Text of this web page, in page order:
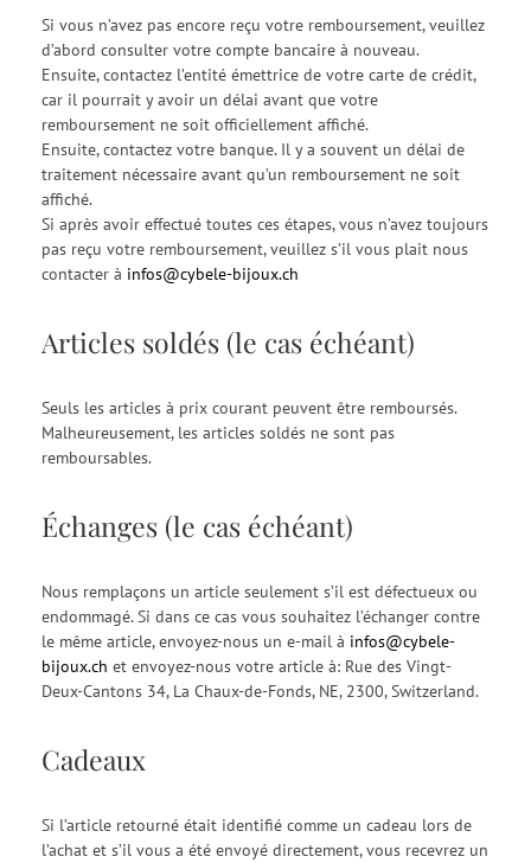
Si vous n’avez pas encore reçu votre remboursement, veuillez
d’abord consulter votre compte bancaire à nouveau.
Ensuite, contactez l’entité émettrice de votre carte de crédit,
car il pourrait y avoir un délai avant que votre
remboursement ne soit officiellement affiché.
Ensuite, contactez votre banque. Il y a souvent un délai de
traitement nécessaire avant qu’un remboursement ne soit
affiché.
Si après avoir effectué toutes ces étapes, vous n’avez toujours
pas reçu votre remboursement, veuillez s’il vous plait nous
contacter à infos@cybele-bijoux.ch
Articles soldés (le cas échéant)
Seuls les articles à prix courant peuvent être remboursés.
Malheureusement, les articles soldés ne sont pas
remboursables.
Échanges (le cas échéant)
Nous remplaçons un article seulement s’il est défectueux ou
endommagé. Si dans ce cas vous souhaitez l’échanger contre
le même article, envoyez-nous un e-mail à infos@cybele-
bijoux.ch et envoyez-nous votre article à: Rue des Vingt-
Deux-Cantons 34, La Chaux-de-Fonds, NE, 2300, Switzerland.
Cadeaux
Si l’article retourné était identifié comme un cadeau lors de
l’achat et s’il vous a été envoyé directement, vous recevrez un